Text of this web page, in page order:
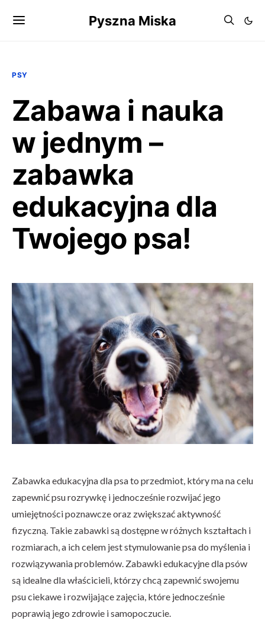
Pyszna Miska
PSY
Zabawa i nauka
w jednym –
zabawka
edukacyjna dla
Twojego psa!
Zabawka edukacyjna dla psa to przedmiot, który ma na celu
zapewnić psu rozrywkę i jednocześnie rozwijać jego
umiejętności poznawcze oraz zwiększać aktywność
fizyczną. Takie zabawki są dostępne w różnych kształtach i
rozmiarach, a ich celem jest stymulowanie psa do myślenia i
rozwiązywania problemów. Zabawki edukacyjne dla psów
są idealne dla właścicieli, którzy chcą zapewnić swojemu
psu ciekawe i rozwijające zajęcia, które jednocześnie
poprawią jego zdrowie i samopoczucie.